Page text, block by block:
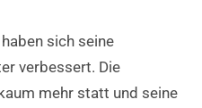
sich seine
verbessert. Die
mehr statt und seine